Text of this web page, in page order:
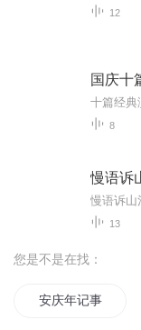
12
国庆十
十篇经典
8
慢语诉
13
您是不是在找：
安庆年记事